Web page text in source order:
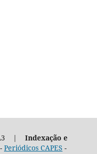
| Indexação e
Periódicos CAPES -